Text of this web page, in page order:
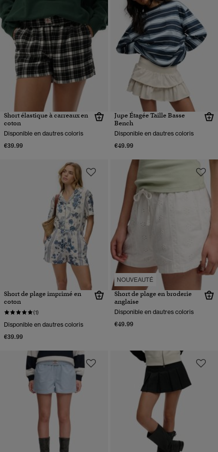
Short élastique à carreaux en
coton
Disponible en dautres coloris
€39.99
Jupe Étagée Taille Basse
Bench
Disponible en dautres coloris
€49.99
Short de plage imprimé en
coton
(1)
Disponible en dautres coloris
€39.99
NOUVEAUTÉ
Short de plage en broderie
anglaise
Disponible en dautres coloris
€49.99